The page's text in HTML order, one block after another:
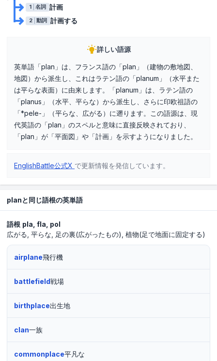
1 名詞 計画
2 動詞 計画する
詳しい語源
英単語「plan」は、フランス語の「plan」（建物の敷地図、
地図）から派生し、これはラテン語の「planum」（水平また
は平らな表面）に由来します。「planum」は、ラテン語の
「planus」（水平、平らな）から派生し、さらに印欧祖語の
「*pele-」（平らな、広がる）に遡ります。この語源は、現
代英語の「plan」のスペルと意味に直接反映されており、
「plan」が「平面図」や「計画」を示すようになりました。
EnglishBattle公式X で更新情報を発信しています。
planと同じ語根の英単語
語根 pla fla pol
広がる 平らな 足の裏(広がったもの) 植物(足で地面に固定する)
airplane飛行機
battlefield戦場
birthplace出生地
clan一族
commonplace平凡な